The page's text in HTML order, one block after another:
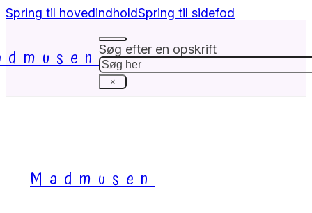
Spring til hovedindholdSpring til sidefod
Søg efter en opskrift
Søg
×
Madmusen